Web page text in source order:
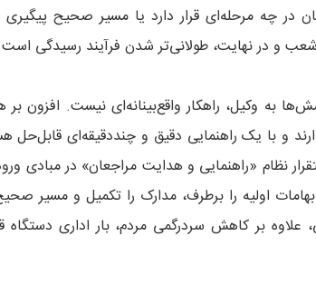
در چه مرحله‌ای قرار دارد یا مسیر صحیح
شعب و در نهایت، طولانی‌تر شدن فرآیند رسیدگی
به وکیل، راهکار واقع‌بینانه‌ای نیست. افزون
و با یک راهنمایی دقیق و چنددقیقه‌ای قابل‌حل
نظام «راهنمایی و هدایت مراجعان» در
اولیه را برطرف، مدارک را تکمیل و مسیر
بر کاهش سردرگمی مردم، بار اداری